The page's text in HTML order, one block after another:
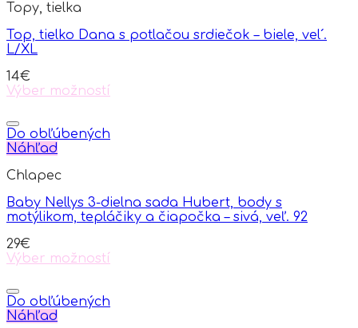
The
may
be
on
the
page
Topy, tielka
Top, tielko Dana s potlačou srdiečok – biele, vel´.
L/XL
14€
Výber možností
product
has
multiple
The
may
be
on
the
page
Do obľúbených
Náhľad
Chlapec
Baby Nellys 3-dielna sada Hubert, body s
motýlikom, tepláčiky a čiapočka – sivá, veľ. 92
29€
Výber možností
product
has
multiple
Do obľúbených
Náhľad